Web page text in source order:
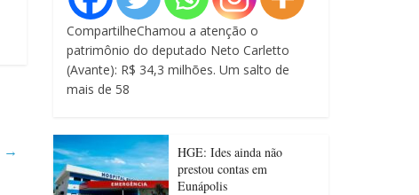
→
CompartilheChamou a atenção o
patrimônio do deputado Neto Carletto
(Avante): R$ 34,3 milhões. Um salto de
mais de 58
HGE: Ides ainda não
prestou contas em
Eunápolis